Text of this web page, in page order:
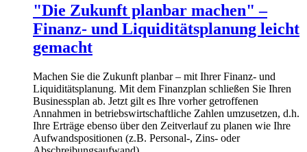
"Die Zukunft planbar machen" –
Finanz- und Liquiditätsplanung leicht
gemacht
Machen Sie die Zukunft planbar – mit Ihrer Finanz- und
Liquiditätsplanung. Mit dem Finanzplan schließen Sie Ihren
Businessplan ab. Jetzt gilt es Ihre vorher getroffenen
Annahmen in betriebswirtschaftliche Zahlen umzusetzen, d.h.
Ihre Erträge ebenso über den Zeitverlauf zu planen wie Ihre
Aufwandspositionen (z.B. Personal-, Zins- oder